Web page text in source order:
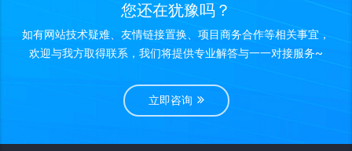
您还在犹豫吗？
如有网站技术疑难、友情链接置换、项目商务合作等相关事宜，
欢迎与我方取得联系，我们将提供专业解答与一一对接服务~
立即咨询